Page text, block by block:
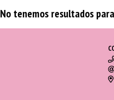
No tenemos resultados